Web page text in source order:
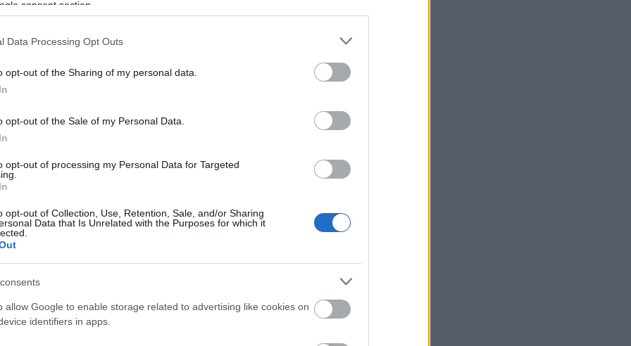
consent section.
Data Processing Opt Outs
opt-out of the Sharing of my personal data.
opt-out of the Sale of my Personal Data.
opt-out of processing my Personal Data for Targeted
opt-out of Collection, Use, Retention, Sale, and/or Sharing
Data that Is Unrelated with the Purposes for which it
allow Google to enable storage related to advertising like cookies on
identifiers in apps.
által összerakott csapatot kell átvennie,
nem probléma számomra, hogy egy kész
edző versenyképes gárda kialakítására törekszik,
elkötelezett és fegyelmezett játékosokat
Franciaországban, Brianconban valamint
bajnok Laporte vezetőedzőként megfordult svájci-
időt azonban Németországban, DEL-es
sikerét is itt könyvelhette el: 2007-ben ezüstérmet